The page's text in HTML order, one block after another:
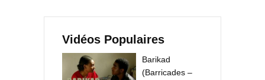
Vidéos Populaires
Barikad
(Barricades –